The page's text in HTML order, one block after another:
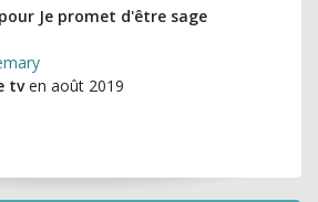
Je promet d'être sage
tven août 2019